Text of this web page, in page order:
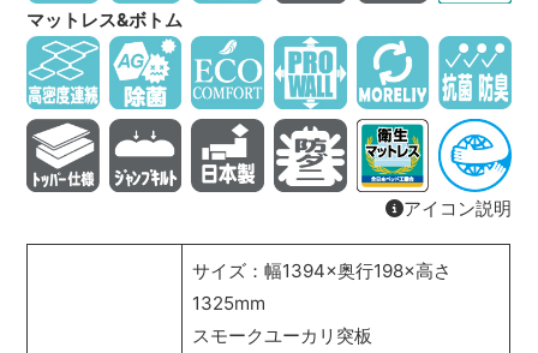
マットレス&ボトム
アイコン説明
サイズ：幅1394×奥行198×高さ
1325mm
スモークユーカリ突板